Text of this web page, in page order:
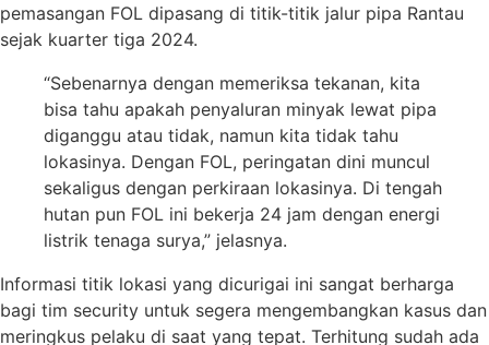
pemasangan FOL dipasang di titik-titik jalur pipa Rantau
sejak kuarter tiga 2024.
“Sebenarnya dengan memeriksa tekanan, kita
bisa tahu apakah penyaluran minyak lewat pipa
diganggu atau tidak, namun kita tidak tahu
lokasinya. Dengan FOL, peringatan dini muncul
sekaligus dengan perkiraan lokasinya. Di tengah
hutan pun FOL ini bekerja 24 jam dengan energi
listrik tenaga surya,” jelasnya.
Informasi titik lokasi yang dicurigai ini sangat berharga
bagi tim security untuk segera mengembangkan kasus dan
meringkus pelaku di saat yang tepat. Terhitung sudah ada